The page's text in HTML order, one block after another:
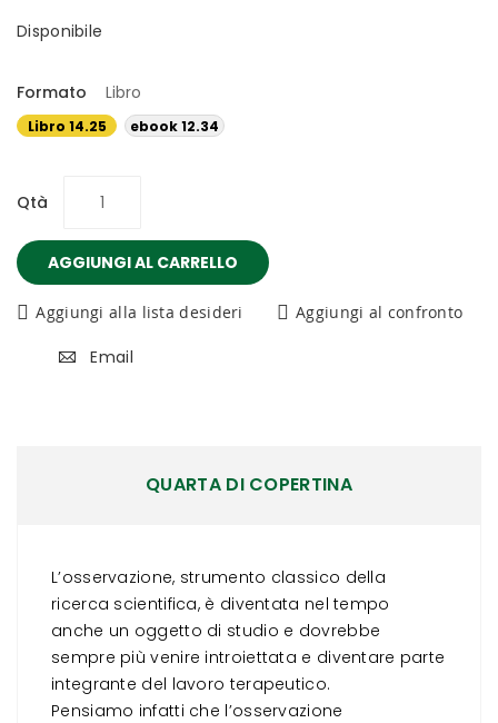
Disponibile
Formato Libro
Libro 14.25
ebook 12.34
Qtà
AGGIUNGI AL CARRELLO
Aggiungi alla lista desideri Aggiungi al confronto
Email
QUARTA DI COPERTINA
L’osservazione, strumento classico della
ricerca scientifica, è diventata nel tempo
anche un oggetto di studio e dovrebbe
sempre più venire introiettata e diventare parte
integrante del lavoro terapeutico.
Pensiamo infatti che l’osservazione